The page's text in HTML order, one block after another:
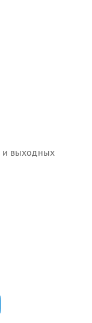
и выходных